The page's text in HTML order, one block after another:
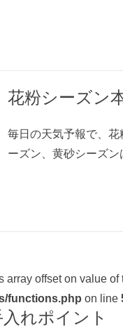
花粉シーズン
毎日の天気予報で、
ーズン、黄砂シーズ
array offset on value of
functions.php on line
れポイント